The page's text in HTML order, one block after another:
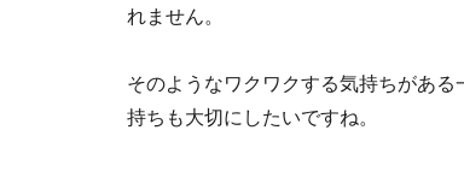
れません。
そのようなワクワクする気持ちがあ
持ちも大切にしたいですね。